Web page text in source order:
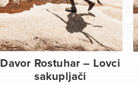
Davor Rostuhar – Lovci
sakupljači